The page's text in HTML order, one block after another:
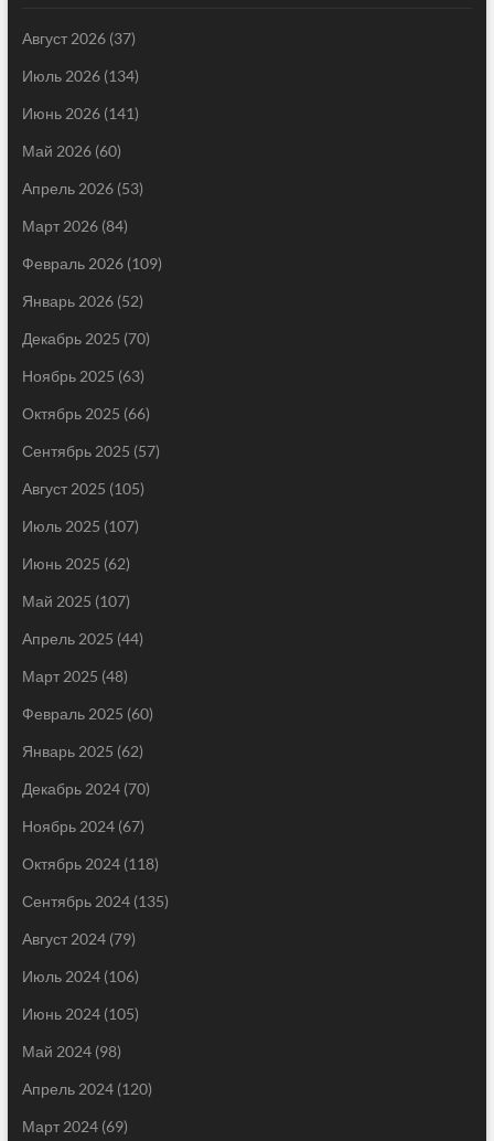
Август 2026(37)
Июль 2026(134)
Июнь 2026(141)
Май 2026(60)
Апрель 2026(53)
Март 2026(84)
Февраль 2026(109)
Январь 2026(52)
Декабрь 2025 (70)
Ноябрь 2025 (63)
Октябрь 2025 (66)
Сентябрь 2025 (57)
Август 2025 (105)
Июль 2025 (107)
Июнь 2025 (62)
Май 2025 (107)
Апрель 2025 (44)
Март 2025 (48)
Февраль 2025 (60)
Январь 2025 (62)
Декабрь 2024(70)
Ноябрь 2024(67)
Октябрь 2024(118)
Сентябрь 2024(135)
Август 2024(79)
Июль 2024(106)
Июнь 2024(105)
Май 2024(98)
Апрель 2024(120)
Март 2024(69)